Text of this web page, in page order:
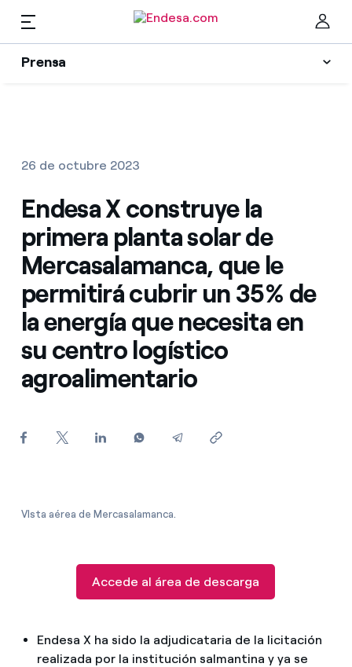
Prensa
Prensa
Encuentra la tarifa que más te conviene
Compara nuestras tarifas de empresa y ahorra
Por cada kWh que ahorres, te descontamos otro
¿Cómo ver mis facturas de Endesa?
¿Has recibido una oferta para cambiar de
¿Gestionas varias comunidades de propietarios?
Recursos
Colecciones
Contactos prensa
La cara e
ES
26 de octubre 2023
Endesa X construye la
primera planta solar de
Mercasalamanca, que le
permitirá cubrir un 35% de
la energía que necesita en
su centro logístico
agroalimentario
VIsta aérea de Mercasalamanca.
Accede al área de descarga
Endesa X ha sido la adjudicataria de la licitación
realizada por la institución salmantina y ya se